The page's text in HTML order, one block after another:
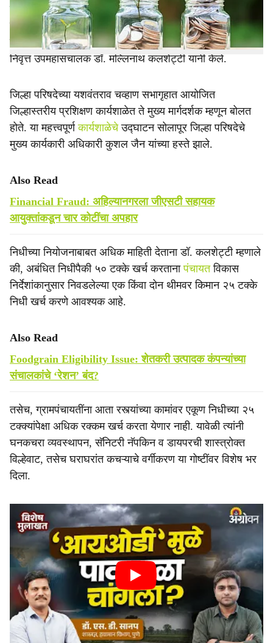
व्या वित्त आयोगातून प्राप्त होणाऱ्या निधीपैकी ५० टक्के निधी हा
स्वच्छता, घनकचरा व्यवस्थापन आणि पाणी व्यवस्थापनासाठी
बंधनकारकपणे खर्च करावा लागणार आहे, असे प्रतिपादन यशदाचे
निवृत्त उपमहासंचालक डॉ. मल्लिनाथ कलशेट्टी यांनी केले.
जिल्हा परिषदेच्या यशवंतराव चव्हाण सभागृहात आयोजित
जिल्हास्तरीय प्रशिक्षण कार्यशाळेत ते मुख्य मार्गदर्शक म्हणून बोलत
होते. या महत्त्वपूर्णकार्यशाळेचेउद्‍घाटन सोलापूर जिल्हा परिषदेचे
मुख्य कार्यकारी अधिकारी कुशल जैन यांच्या हस्ते झाले.
Also Read
Financial Fraud: अहिल्यानगरला जीएसटी सहायक
आयुक्तांकडून चार कोटींचा अपहार
निधीच्या नियोजनाबाबत अधिक माहिती देताना डॉ. कलशेट्टी म्हणाले
की, अबंधित निधीपैकी ५० टक्के खर्च करतानापंचायतविकास
निर्देशांकानुसार निवडलेल्या एक किंवा दोन थीमवर किमान २५ टक्के
निधी खर्च करणे आवश्यक आहे.
Also Read
Foodgrain Eligibility Issue: शेतकरी उत्पादक कंपन्यांच्या
संचालकांचे ‘रेशन’ बंद?
तसेच, ग्रामपंचायतींना आता रस्त्यांच्या कामांवर एकूण निधीच्या २५
टक्क्यांपेक्षा अधिक रक्कम खर्च करता येणार नाही. यावेळी त्यांनी
घनकचरा व्यवस्थापन, सॅनिटरी नॅपकिन व डायपरची शास्त्रोक्त
विल्हेवाट, तसेच घराघरांत कचऱ्याचे वर्गीकरण या गोष्टींवर विशेष भर
दिला.